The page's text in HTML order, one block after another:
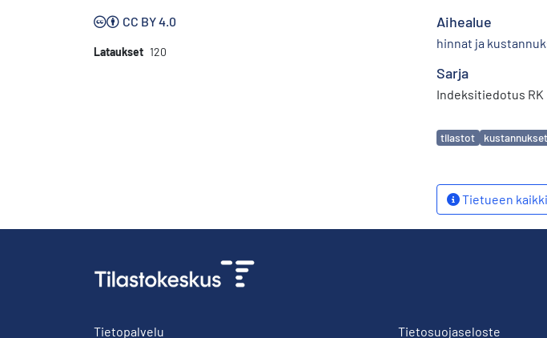
CC BY 4.0
Lataukset 120
Aihealue
hinnat ja
Sarja
Indeksitiedotus RK
Avainsanat
tilastot kustannukset
Tietueen
Tietopalvelu Tietosuojaseloste